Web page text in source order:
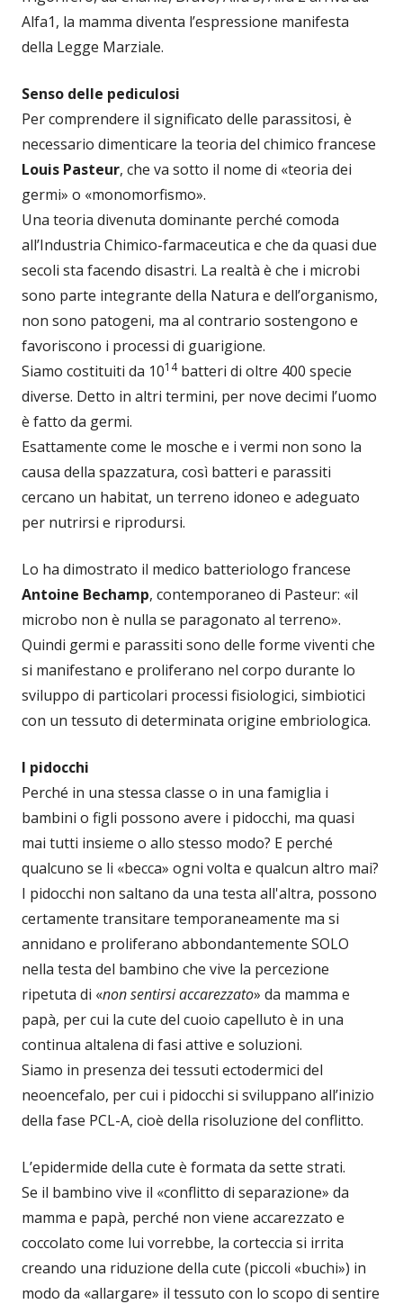
Alfa1, la mamma diventa l’espressione manifesta
della Legge Marziale.
Senso delle pediculosi
Per comprendere il significato delle parassitosi, è
necessario dimenticare la teoria del chimico francese
Louis Pasteur, che va sotto il nome di «teoria dei
germi» o «monomorfismo».
Una teoria divenuta dominante perché comoda
all’Industria Chimico-farmaceutica e che da quasi due
secoli sta facendo disastri. La realtà è che i microbi
sono parte integrante della Natura e dell’organismo,
non sono patogeni, ma al contrario sostengono e
favoriscono i processi di guarigione.
Siamo costituiti da 1014batteri di oltre 400 specie
diverse. Detto in altri termini, per nove decimi l’uomo
è fatto da germi.
Esattamente come le mosche e i vermi non sono la
causa della spazzatura, così batteri e parassiti
cercano un habitat, un terreno idoneo e adeguato
per nutrirsi e riprodursi.
Lo ha dimostrato il medico batteriologo francese
Antoine Bechamp, contemporaneo di Pasteur: «il
microbo non è nulla se paragonato al terreno».
Quindi germi e parassiti sono delle forme viventi che
si manifestano e proliferano nel corpo durante lo
sviluppo di particolari processi fisiologici, simbiotici
con un tessuto di determinata origine embriologica.
I pidocchi
Perché in una stessa classe o in una famiglia i
bambini o figli possono avere i pidocchi, ma quasi
mai tutti insieme o allo stesso modo? E perché
qualcuno se li «becca» ogni volta e qualcun altro mai?
I pidocchi non saltano da una testa all'altra, possono
certamente transitare temporaneamente ma si
annidano e proliferano abbondantemente SOLO
nella testa del bambino che vive la percezione
ripetuta di «non sentirsi accarezzato» da mamma e
papà, per cui la cute del cuoio capelluto è in una
continua altalena di fasi attive e soluzioni.
Siamo in presenza dei tessuti ectodermici del
neoencefalo, per cui i pidocchi si sviluppano all’inizio
della fase PCL-A, cioè della risoluzione del conflitto.
L’epidermide della cute è formata da sette strati.
Se il bambino vive il «conflitto di separazione» da
mamma e papà, perché non viene accarezzato e
coccolato come lui vorrebbe, la corteccia si irrita
creando una riduzione della cute (piccoli «buchi») in
modo da «allargare» il tessuto con lo scopo di sentire